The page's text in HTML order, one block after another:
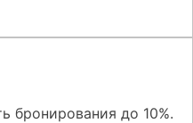
бронирования до 10%.